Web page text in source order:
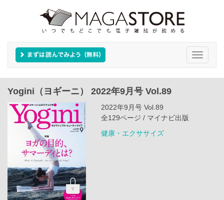
Toggle
Yogini（ヨギーニ） 2022年9月号 Vol.89
2022年9月号 Vol.89
全129ページ / マイナビ出版
健康・エクササイズ